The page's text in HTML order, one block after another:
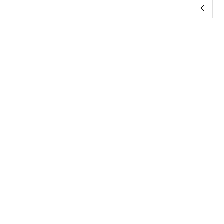
口规模突破7000亿美元大关意
出口规模在2011年达到8226亿美元峰值后
上